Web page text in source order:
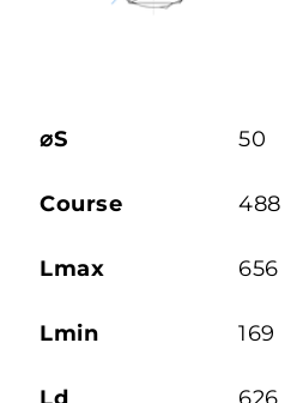
⌀S 50
Course 488
Lmax 656
Lmin 169